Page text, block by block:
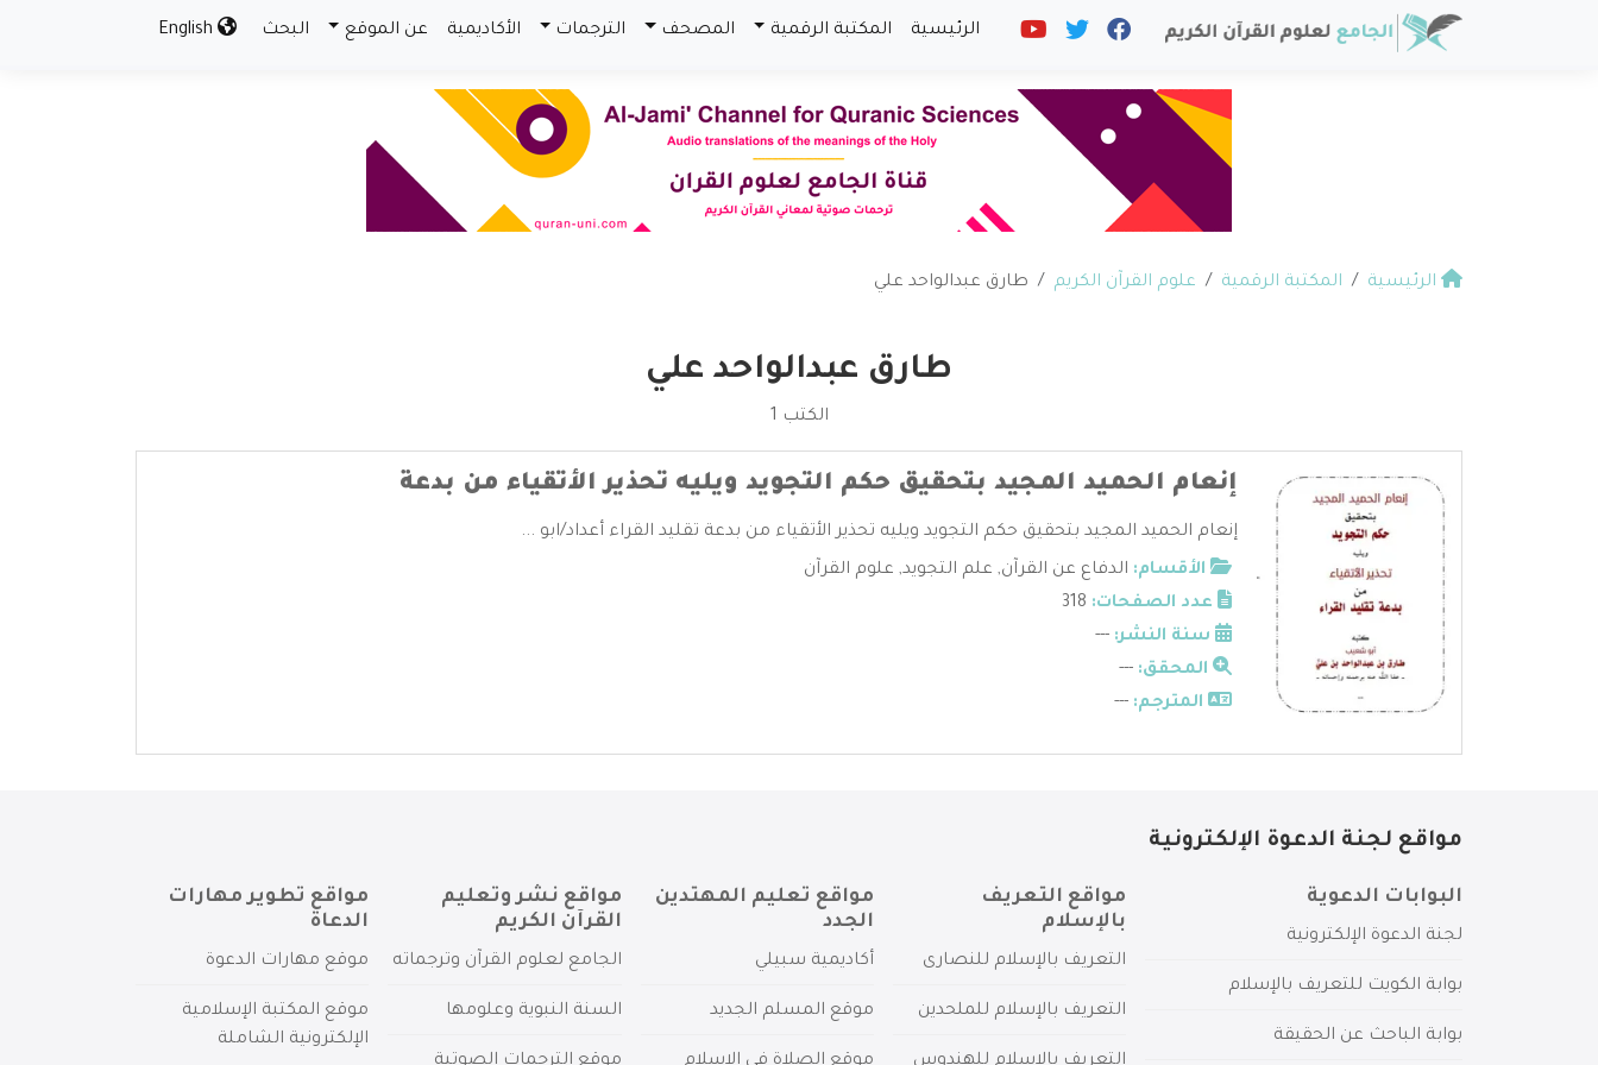
الرئيسية المكتبة الرقمية المصحف الترجمات الأكاديمية عن الموقع البحث
الرئيسية المكتبة الرقمية علوم القرآن الكريم طارق عبدالواحد علي
طارق عبدالواحد علي
الكتب 1
إنعام الحميد المجيد بتحقيق حكم التجويد ويليه تحذير الأتقياء من بدعة
إنعام الحميد المجيد بتحقيق حكم التجويد ويليه تحذير الأتقياء من بدعة تقليد القراء أعداد/ابو ...
الأقسام: الدفاع عن القرآن, علم التجويد, علوم القرآن
عدد الصفحات:
سنة النشر: ---
المحقق: ---
المترجم: ---
مواقع لجنة الدعوة الإلكترونية
البوابات الدعوية
لجنة الدعوة الإلكترونية
بوابة الكويت للتعريف بالإسلام
بوابة الباحث عن الحقيقة
مواقع التعريف
بالإسلام
التعريف بالإسلام للنصارى
التعريف بالإسلام للملحدين
مواقع تعليم المهتدين
الجدد
أكاديمية سبيلي
موقع المسلم الجديد
مواقع نشر وتعليم
القرآن الكريم
الجامع لعلوم القرآن وترجماته
السنة النبوية وعلومها
مواقع تطوير مهارات
الدعاة
موقع مهارات الدعوة
موقع المكتبة الإسلامية
الإلكترونية الشاملة